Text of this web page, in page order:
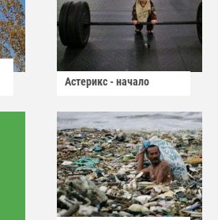
Астерикс - начало